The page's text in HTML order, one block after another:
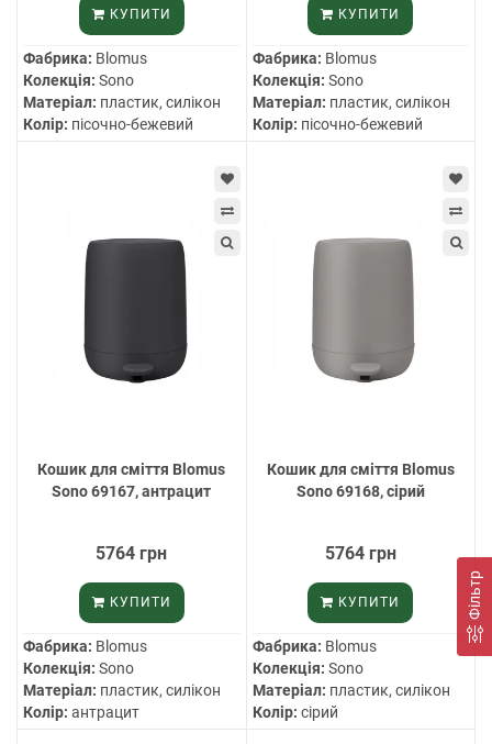
Фільтр
КУПИТИ
Фабрика: Blomus
Колекція: Sono
Матеріал: пластик, силікон
Колір: пісочно-бежевий
КУПИТИ
Фабрика: Blomus
Колекція: Sono
Матеріал: пластик, силікон
Колір: пісочно-бежевий
Кошик для сміття Blomus
Sono 69167, антрацит
5764 грн
КУПИТИ
Фабрика: Blomus
Колекція: Sono
Матеріал: пластик, силікон
Колір: антрацит
Кошик для сміття Blomus
Sono 69168, сірий
5764 грн
КУПИТИ
Фабрика: Blomus
Колекція: Sono
Матеріал: пластик, силікон
Колір: сірий